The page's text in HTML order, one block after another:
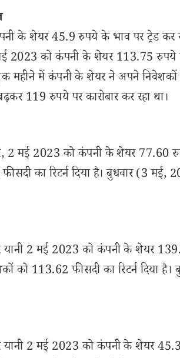
के शेयर 45.9 रुपये के भाव पर ट्रेड कर
2023 को कंपनी के शेयर 113.75 रुपये
महीने में कंपनी के शेयर ने अपने
119 रुपये पर कारोबार कर रहा था।
2 मई 2023 को कंपनी के शेयर 77.60
का रिटर्न दिया है। बुधवार (3 मई,
2 मई 2023 को कंपनी के शेयर
113.62 फीसदी का रिटर्न दिया है।
2 मई 2023 को कंपनी के शेयर